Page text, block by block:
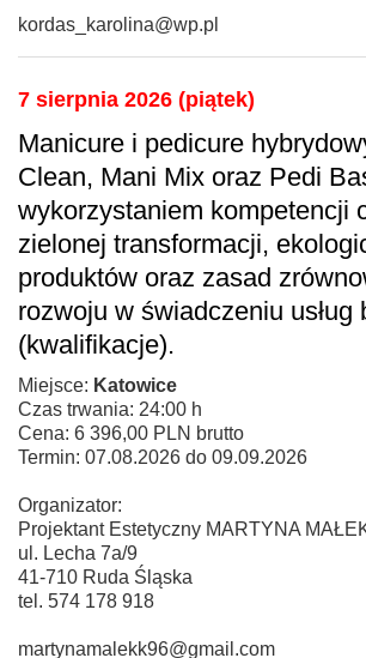
kordas_karolina@wp.pl
7 sierpnia 2026 (piątek)
Manicure i pedicure
Clean, Mani Mix oraz Pedi
wykorzystaniem kompetencji
zielonej transformacji,
produktów oraz zasad
rozwoju w świadczeniu usług
(kwalifikacje).
Miejsce: Katowice
Czas trwania: 24:00 h
Cena: 6 396,00 PLN brutto
Termin: 07.08.2026 do 09.09.2026
Organizator:
Projektant Estetyczny MARTYNA
ul. Lecha 7a/9
41-710 Ruda Śląska
tel. 574 178 918
martynamalekk96@gmail.com